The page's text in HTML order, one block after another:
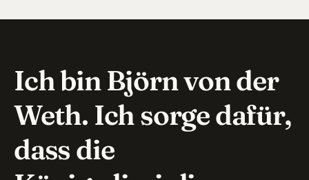
Ich bin Björn von der
Weth. Ich sorge dafür,
dass die